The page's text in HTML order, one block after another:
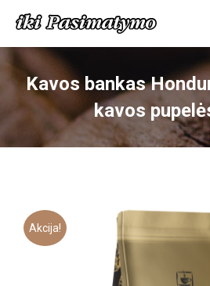
Kavos bankas
kavos
Akcija!